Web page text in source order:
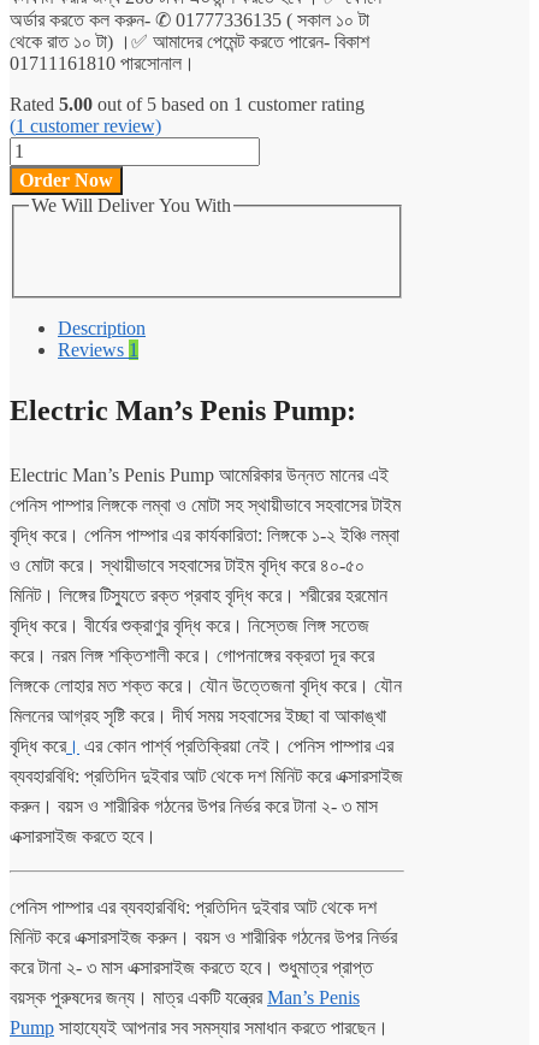
অর্ডার করতে কল করুন- ✆ 01777336135 ( সকাল ১০ টা
থেকে রাত ১০ টা) ।✅ আমাদের পেমেন্ট করতে পারেন- বিকাশ
01711161810 পারসোনাল।
Rated 5.00 out of 5 based on 1 customer rating
(1 customer review)
Electric
Man's
Penis
Pump
Order Now
We Will Deliver You With
Description
Reviews 1
Electric Man’s Penis Pump:
Electric Man’s Penis Pump আমেরিকার উন্নত মানের এই
পেনিস পাম্পার লিঙ্গকে লম্বা ও মোটা সহ স্থায়ীভাবে সহবাসের টাইম
বৃদ্ধি করে। পেনিস পাম্পার এর কার্যকারিতা: লিঙ্গকে ১-২ ইঞ্চি লম্বা
ও মোটা করে। স্থায়ীভাবে সহবাসের টাইম বৃদ্ধি করে ৪০-৫০
মিনিট। লিঙ্গের টিস্যুতে রক্ত প্রবাহ বৃদ্ধি করে। শরীরের হরমোন
বৃদ্ধি করে। বীর্যের শুক্রাণুর বৃদ্ধি করে। নিস্তেজ লিঙ্গ সতেজ
করে। নরম লিঙ্গ শক্তিশালী করে। গোপনাঙ্গের বক্রতা দূর করে
লিঙ্গকে লোহার মত শক্ত করে। যৌন উত্তেজনা বৃদ্ধি করে। যৌন
মিলনের আগ্রহ সৃষ্টি করে। দীর্ঘ সময় সহবাসের ইচ্ছা বা আকাঙ্খা
বৃদ্ধি করে। এর কোন পার্শ্ব প্রতিক্রিয়া নেই। পেনিস পাম্পার এর
ব্যবহারবিধি: প্রতিদিন দুইবার আট থেকে দশ মিনিট করে এক্সারসাইজ
করুন। বয়স ও শারীরিক গঠনের উপর নির্ভর করে টানা ২- ৩ মাস
এক্সারসাইজ করতে হবে।
পেনিস পাম্পার এর ব্যবহারবিধি: প্রতিদিন দুইবার আট থেকে দশ
মিনিট করে এক্সারসাইজ করুন। বয়স ও শারীরিক গঠনের উপর নির্ভর
করে টানা ২- ৩ মাস এক্সারসাইজ করতে হবে। শুধুমাত্র প্রাপ্ত
বয়স্ক পুরুষদের জন্য। মাত্র একটি যন্ত্রেরMan’s Penis
Pump সাহায্যেই আপনার সব সমস্যার সমাধান করতে পারছেন।